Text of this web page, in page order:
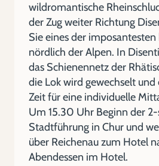
wildromantische
der Zug weiter Richtung
Sie eines der
nördlich der Alpen. In
das Schienennetz der
die Lok wird gewechselt und
Zeit für eine individuelle
Um 15.30 Uhr Beginn der
Stadtführung in Chur und
über Reichenau zum Hotel
Abendessen im Hotel.